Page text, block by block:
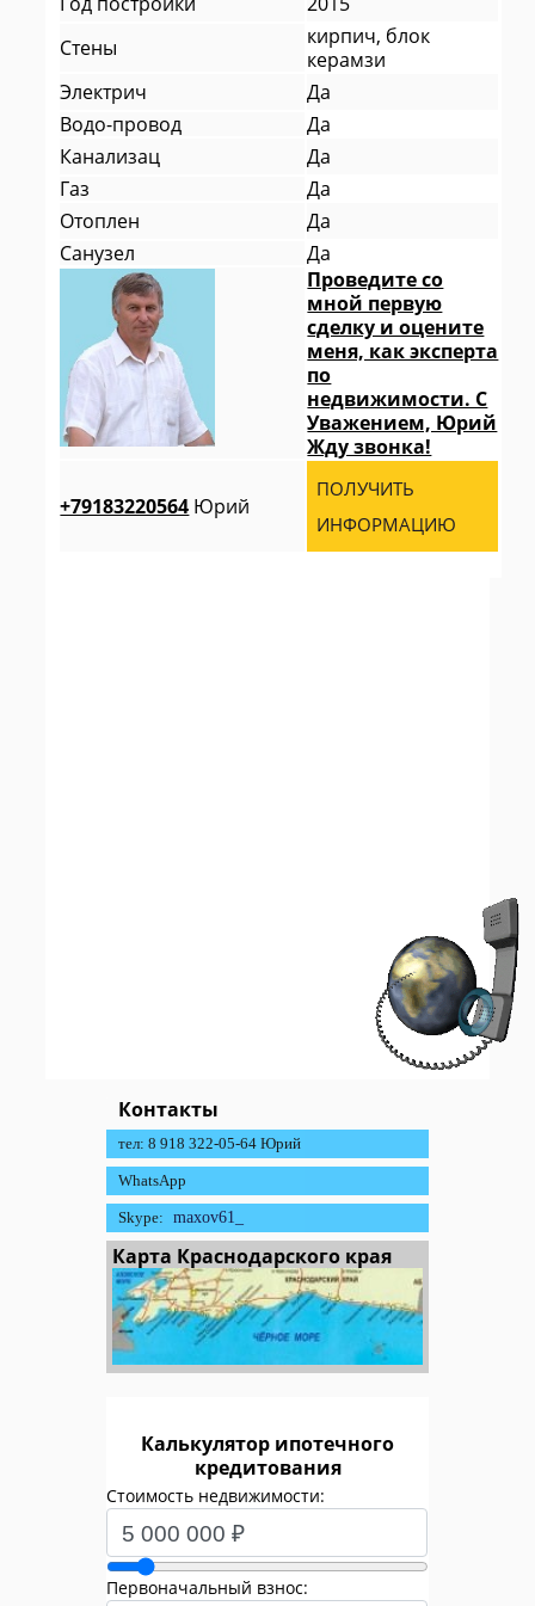
Стены
кирпич, блок
керамзи
Электрич
Да
Водо-провод
Да
Канализац
Да
Газ
Да
Отоплен
Да
Санузел
Да
Проведите со
мной первую
сделку и оцените
меня, как эксперта
по
недвижимости. С
Уважением, Юрий
Жду звонка!
+79183220564 Юрий
ПОЛУЧИТЬ
ИНФОРМАЦИЮ
Контакты
тел: 8 918 322-05-64 Юрий
WhatsApp
Skype: maxov61_
Карта Краснодарского края
Калькулятор ипотечного
кредитования
Стоимость недвижимости:
Первоначальный взнос: